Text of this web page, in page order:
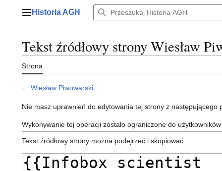
Menu główne
Historia AGH
Tekst źródłowy strony Wiesław
Strona
← Wiesław Piwowarski
Nie masz uprawnień do edytowania tej strony z następującego
Wykonywanie tej operacji zostało ograniczone do
Tekst źródłowy strony można podejrzeć i skopiować.